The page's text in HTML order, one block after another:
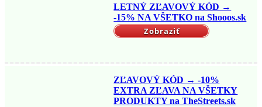
LETNÝ ZĽAVOVÝ KÓD →
-15% NA VŠETKO na Shooos.sk
Zobraziť
ZĽAVOVÝ KÓD → -10%
EXTRA ZĽAVA NA VŠETKY
PRODUKTY na TheStreets.sk